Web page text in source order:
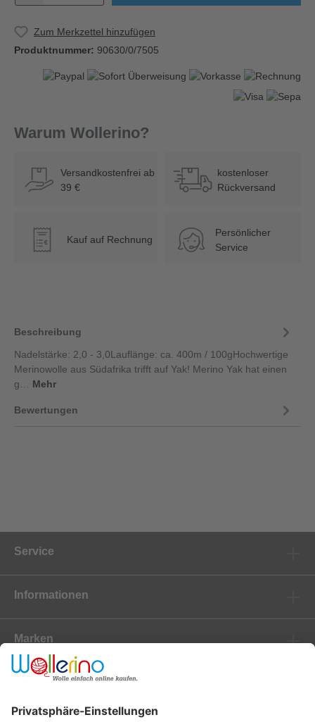
Zum Merkzettel hinzufügen
Produktnummer: 90630/0/7505
Warum Wollerino?
Versandkostenfrei ab
39 €
kostenloser
Rückversand
€ Kauf auf Rechnung
Persönlicher
Service
Beschreibung
Nadelstärke: 2,0 - 3,0Lauflänge: ca. 400m / 100gHochwertige
Merinowolle aus Südafrika trifft auf Yak! Merino Yak hat einen
g… Mehr
Bewertungen
Service
Informationen
Marken
Newsletter